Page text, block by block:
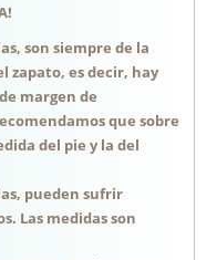
son siempre de la
zapato, es decir, hay
margen de
que sobre
del pie y la del
pueden sufrir
Las medidas son